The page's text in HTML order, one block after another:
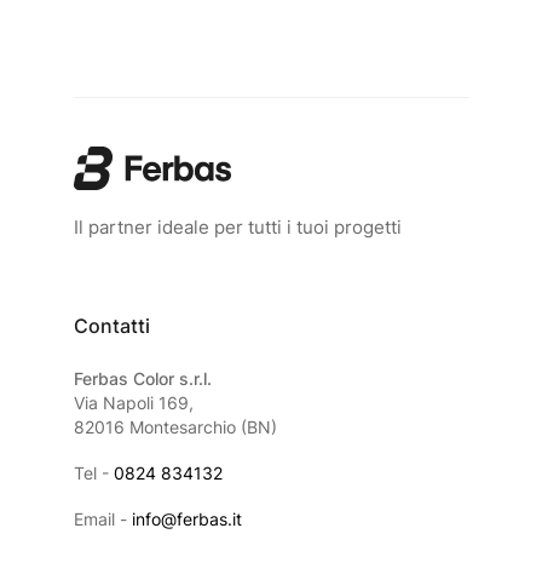
Il partner ideale per tutti i tuoi progetti
Contatti
Ferbas Color s.r.l.
Via Napoli 169,
82016 Montesarchio (BN)
Tel - 0824 834132
Email - info@ferbas.it